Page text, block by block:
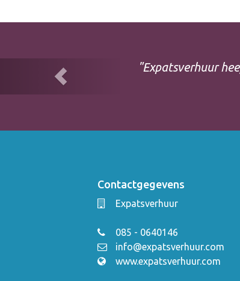
"Expatsverhuur
Previous
Contactgegevens
Expatsverhuur
085 - 0640146
info@expatsverhuur.com
www.expatsverhuur.com